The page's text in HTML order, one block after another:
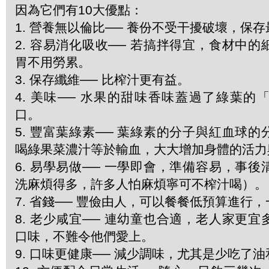
因為它們有10大優點：
1. 營養無以倫比── 養份不受干擾破壞，保存
2. 容易消化吸收── 若搞拌得宜，食材中的
胃不用勞累。
3. 保存纖維── 比榨汁更有益。
4. 美味── 水果的甜味香味蓋過了綠葉的
口。
5. 豐富葉綠素── 葉綠素的分子與紅血球的
喝綠果菜濃汁等於輸血，大大增加身體的活
6. 易學易做── 一學即會，準備容易，事後
洗麻煩得多，許多人怕麻煩寧可不榨汁喝）。
7. 省錢── 豐儉由人，可以餐餐低預算進行，
8. 老少咸宜── 連幼童也合適，老人家更宜
口味，不難令他們愛上。
9. 口味更健康── 減少調味，尤其是少吃了油